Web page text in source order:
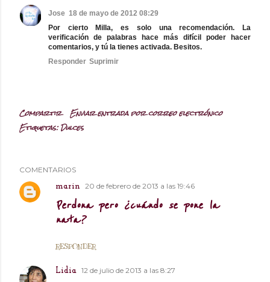
Jose 18 de mayo de 2012 08:29
Por cierto Milla, es solo una recomendación. La
verificación de palabras hace más difícil poder hacer
comentarios, y tú la tienes activada. Besitos.
Responder Suprimir
Compartir Enviar entrada por correo electrónico
Etiquetas: Dulces
COMENTARIOS
marin 20 de febrero de 2013 a las 19:46
Perdona pero ¿cuándo se pone la
nata?
RESPONDER
Lidia 12 de julio de 2013 a las 8:27